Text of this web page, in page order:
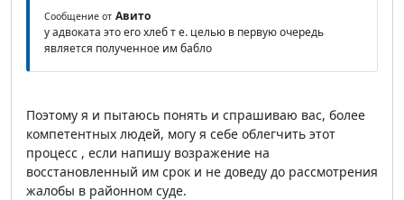
Сообщение от Авито
у адвоката это его хлеб т е. целью в первую очередь
является полученное им бабло
Поэтому я и пытаюсь понять и спрашиваю вас, более
компетентных людей, могу я себе облегчить этот
процесс , если напишу возражение на
восстановленный им срок и не доведу до рассмотрения
жалобы в районном суде.